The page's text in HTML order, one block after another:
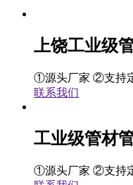
上饶工业级
①源头厂家 ②支持
联系我们
工业级管材
①源头厂家 ②支持